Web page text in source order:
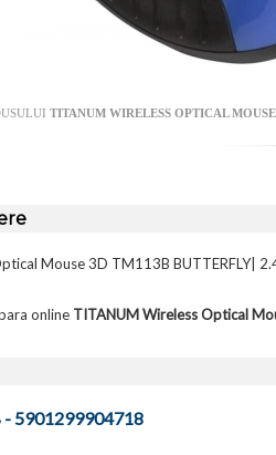
TITANUM WIRELESS OPTICAL
Mouse 3D TM113B
online TITANUM Wireless Optical
5901299904718